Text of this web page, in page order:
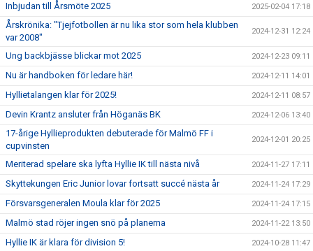
Inbjudan till Årsmöte 2025 2025-02-04 17:18
Årskrönika: "Tjejfotbollen är nu lika stor som hela klubben
var 2008"
2024-12-31 12:24
Ung backbjässe blickar mot 2025 2024-12-23 09:11
Nu är handboken för ledare här! 2024-12-11 14:01
Hyllietalangen klar för 2025! 2024-12-11 08:57
Devin Krantz ansluter från Höganäs BK 2024-12-06 13:40
17-årige Hyllieprodukten debuterade för Malmö FF i
cupvinsten
2024-12-01 20:25
Meriterad spelare ska lyfta Hyllie IK till nästa nivå 2024-11-27 17:11
Skyttekungen Eric Junior lovar fortsatt succé nästa år 2024-11-24 17:29
Försvarsgeneralen Moula klar för 2025 2024-11-24 17:15
Malmö stad röjer ingen snö på planerna 2024-11-22 13:50
Hyllie IK är klara för division 5! 2024-10-28 11:47